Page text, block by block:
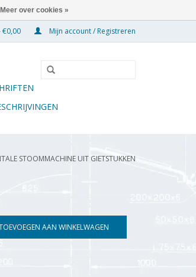
€0,00 Mijn account / Registreren
STOOMMACHINE UIT GIETSTUKKEN
AAN WINKELWAGEN
Meer over cookies »